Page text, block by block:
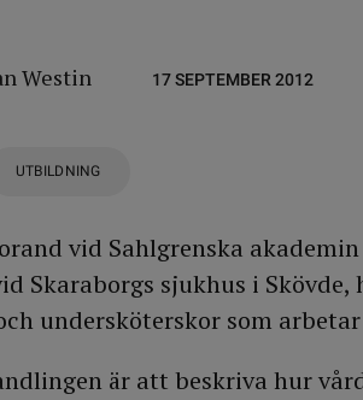
Westin 17 SEPTEMBER 2012
UTBILDNING
vid Sahlgrenska
Skaraborgs sjukhus i
undersköterskor som
är att beskriva hur